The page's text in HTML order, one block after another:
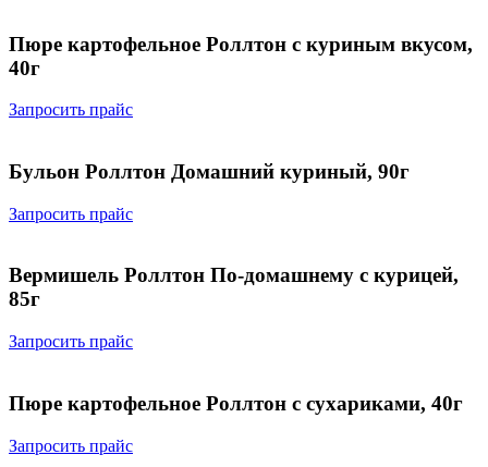
Пюре картофельное Роллтон с куриным вкусом,
40г
Запросить прайс
Бульон Роллтон Домашний куриный, 90г
Запросить прайс
Вермишель Роллтон По-домашнему с курицей,
85г
Запросить прайс
Пюре картофельное Роллтон с сухариками, 40г
Запросить прайс